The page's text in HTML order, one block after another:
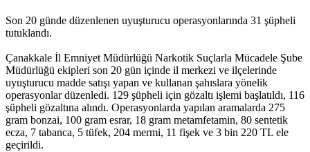
Son 20 günde düzenlenen uyuşturucu operasyonlarında 31 şüpheli
tutuklandı.
Çanakkale İl Emniyet Müdürlüğü Narkotik Suçlarla Mücadele Şube
Müdürlüğü ekipleri son 20 gün içinde il merkezi ve ilçelerinde
uyuşturucu madde satışı yapan ve kullanan şahıslara yönelik
operasyonlar düzenledi. 129 şüpheli için gözaltı işlemi başlatıldı, 116
şüpheli gözaltına alındı. Operasyonlarda yapılan aramalarda 275
gram bonzai, 100 gram esrar, 18 gram metamfetamin, 80 sentetik
ecza, 7 tabanca, 5 tüfek, 204 mermi, 11 fişek ve 3 bin 220 TL ele
geçirildi.